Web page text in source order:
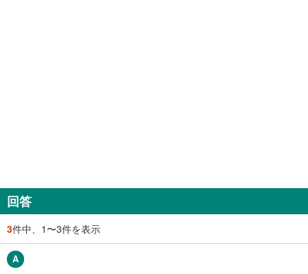
回答
3件中、1〜3件を表示